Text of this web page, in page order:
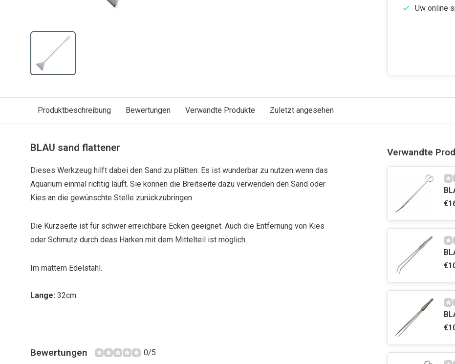
Uw online
Produktbeschreibung Bewertungen Verwandte Produkte Zuletzt angesehen
BLAU sand flattener
Dieses Werkzeug hilft dabei den Sand zu plätten. Es ist wunderbar zu nutzen wenn das
Aquarium einmal richtig läuft. Sie können die Breitseite dazu verwenden den Sand oder
Kies an die gewünschte Stelle zurückzubringen.
Die Kurzseite ist für schwer erreichbare Ecken geeignet. Auch die Entfernung von Kies
oder Schmutz durch deas Harken mit dem Mittelteil ist möglich.
Im mattem Edelstahl.
Lange: 32cm
Bewertungen 0/5
Verwandte